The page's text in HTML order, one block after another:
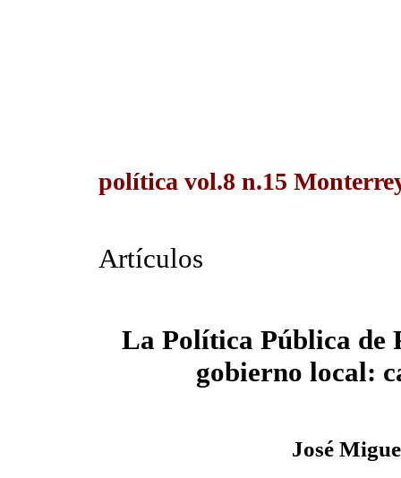
política vol.8 n.15
Artículos
La Política Pública de
gobierno local:
José